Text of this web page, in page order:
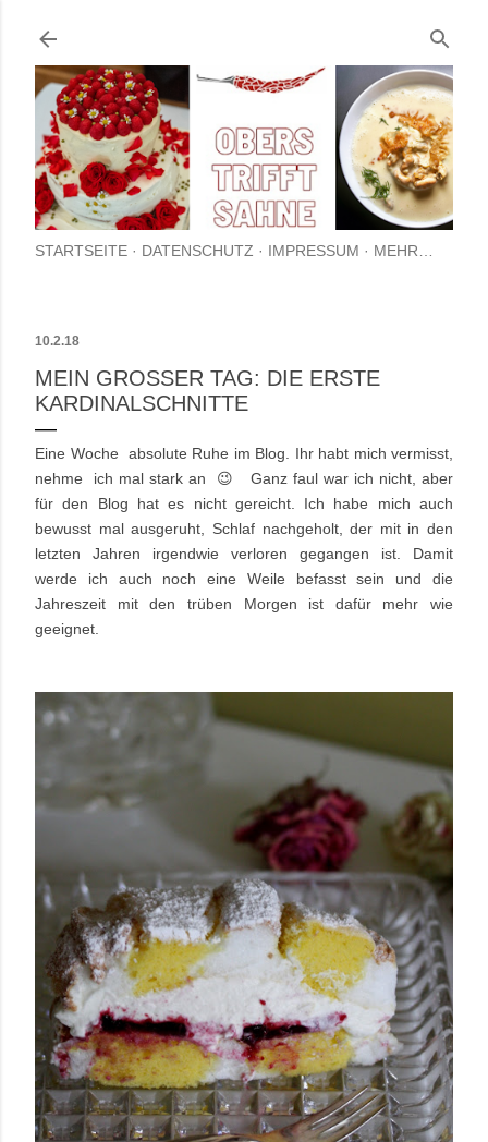
STARTSEITE DATENSCHUTZ IMPRESSUM MEHR…
10.2.18
MEIN GROSSER TAG: DIE ERSTE K
ARDINALSCHNITTE
Eine Woche absolute Ruhe im Blog. Ihr habt mich vermisst,
nehme ich mal stark an 😉 Ganz faul war ich nicht, aber
für den Blog hat es nicht gereicht. Ich habe mich auch
bewusst mal ausgeruht, Schlaf nachgeholt, der mit in den
letzten Jahren irgendwie verloren gegangen ist. Damit
werde ich auch noch eine Weile befasst sein und die
Jahreszeit mit den trüben Morgen ist dafür mehr wie
geeignet.